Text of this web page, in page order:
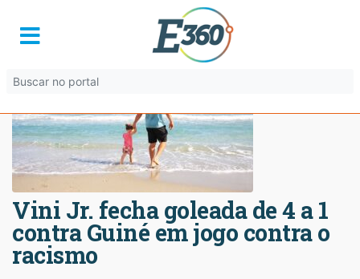
Vini Jr. fecha goleada de 4 a 1
contra Guiné em jogo contra o
racismo